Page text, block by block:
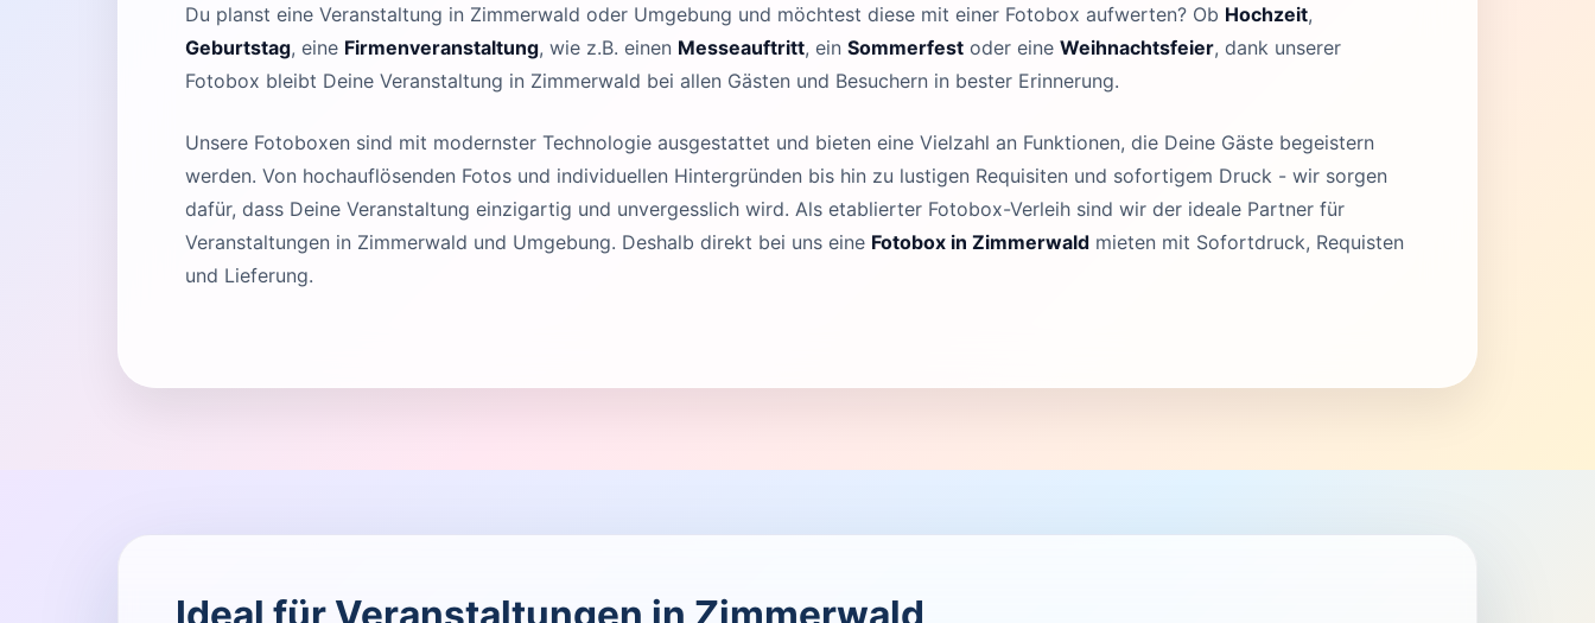
Du planst eine Veranstaltung in Zimmerwald oder Umgebung und möchtest diese mit einer Fotobox aufwerten? Ob Hochzeit,
Geburtstag, eine Firmenveranstaltung, wie z.B. einen Messeauftritt, ein Sommerfest oder eine Weihnachtsfeier, dank unserer
Fotobox bleibt Deine Veranstaltung in Zimmerwald bei allen Gästen und Besuchern in bester Erinnerung.
Unsere Fotoboxen sind mit modernster Technologie ausgestattet und bieten eine Vielzahl an Funktionen, die Deine Gäste begeistern
werden. Von hochauflösenden Fotos und individuellen Hintergründen bis hin zu lustigen Requisiten und sofortigem Druck - wir sorgen
dafür, dass Deine Veranstaltung einzigartig und unvergesslich wird. Als etablierter Fotobox-Verleih sind wir der ideale Partner für
Veranstaltungen in Zimmerwald und Umgebung. Deshalb direkt bei uns eine Fotobox in Zimmerwald mieten mit Sofortdruck, Requisten
und Lieferung.